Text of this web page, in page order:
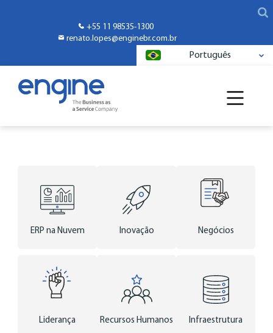
+55 11 98535-1300
renato.lopes@enginebr.com.br
Português
ERP na Nuvem Inovação Negócios
Liderança Recursos Humanos Infraestrutura